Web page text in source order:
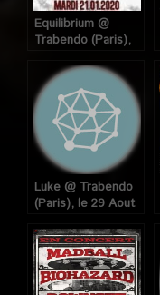
Equilibrium @
Trabendo (Paris),
Luke @ Trabendo
(Paris), le 29 Aout